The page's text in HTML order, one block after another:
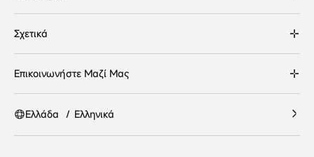
Σχετικά
Επικοινωνήστε Μαζί Μας
Ελλάδα / Ελληνικά